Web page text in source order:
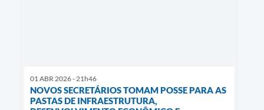
01 ABR 2026 - 21h46
NOVOS SECRETÁRIOS TOMAM POSSE PARA AS
PASTAS DE INFRAESTRUTURA,